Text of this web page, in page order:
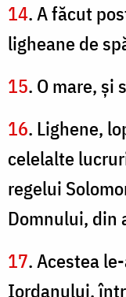
14. A făcut
ligheane de
15. O mare, şi
16. Lighene,
celelalte
regelui
Domnului, din
17. Acestea
Iordanului,